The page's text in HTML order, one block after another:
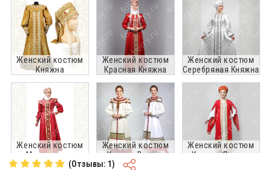
Женский костюм
Княжна
Женский костюм
Красная Княжна
Женский костюм
Серебряная Княжна
Женский костюм
Московская
Княжна
Женский костюм
Княжна Вольга
Женский костюм
Княжна Лагода
(Отзывы: 1)